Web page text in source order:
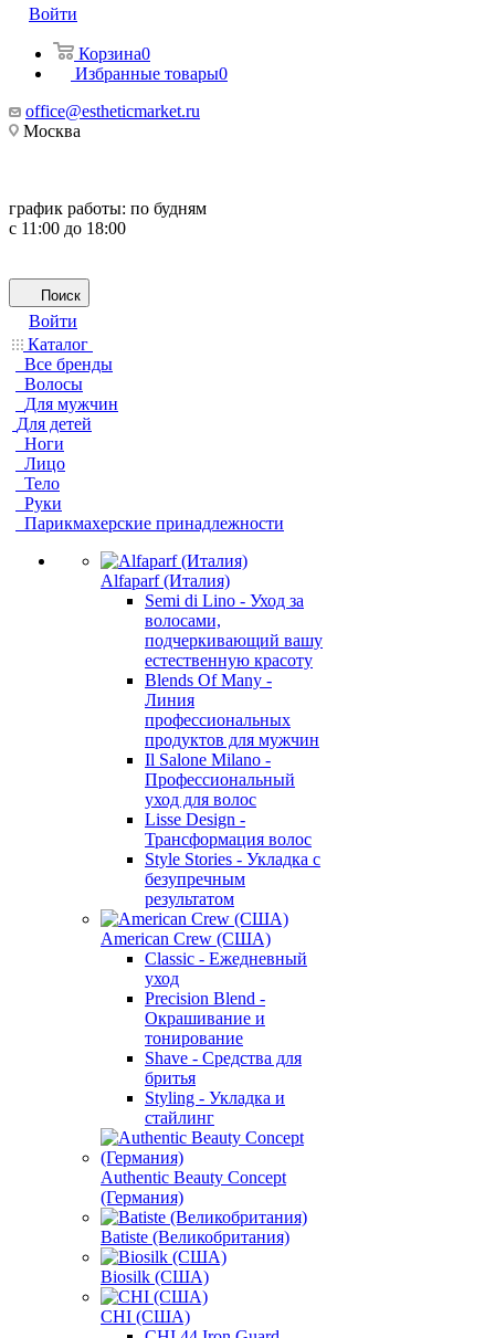
Войти
Корзина0
Избранные товары0
office@estheticmarket.ru
Москва
график работы: по будням
с 11:00 до 18:00
Поиск
Войти
Каталог
Все бренды
Волосы
Для мужчин
Для детей
Ноги
Лицо
Тело
Руки
Парикмахерские принадлежности
Alfaparf (Италия)
Semi di Lino - Уход за
волосами,
подчеркивающий вашу
естественную красоту
Blends Of Many -
Линия
профессиональных
продуктов для мужчин
Il Salone Milano -
Профессиональный
уход для волос
Lisse Design -
Трансформация волос
Style Stories - Укладка с
безупречным
результатом
American Crew (США)
Classic - Ежедневный
уход
Precision Blend -
Окрашивание и
тонирование
Shave - Средства для
бритья
Styling - Укладка и
стайлинг
Authentic Beauty Concept
(Германия)
Batiste (Великобритания)
Biosilk (США)
CHI (США)